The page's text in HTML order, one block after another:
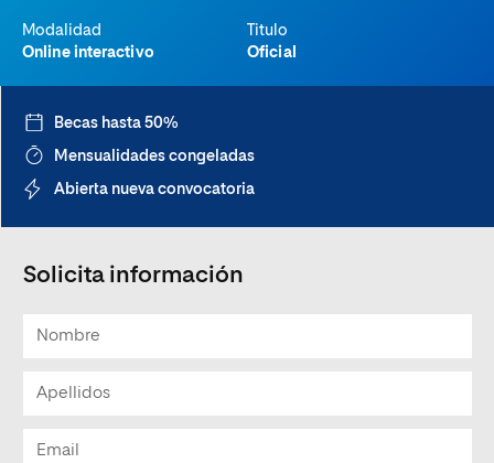
Modalidad
Online interactivo
Titulo
Oficial
Becas hasta 50%
Mensualidades congeladas
Abierta nueva convocatoria
Solicita información